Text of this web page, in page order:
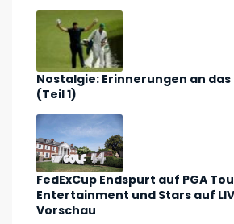
Nostalgie: Erinnerungen an
(Teil 1)
FedExCup Endspurt auf PGA
Entertainment und Stars auf
Vorschau